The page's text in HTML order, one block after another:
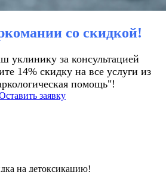
со скидкой!
уклинику за консультацией
14% скидку на все услуги из
помощь"!
заявку